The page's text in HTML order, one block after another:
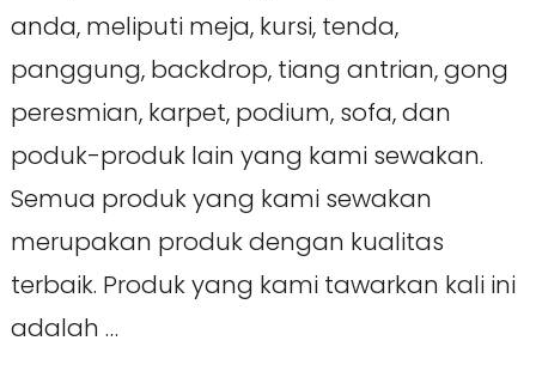
anda, meliputi meja, kursi, tenda,
panggung, backdrop, tiang antrian, gong
peresmian, karpet, podium, sofa, dan
poduk-produk lain yang kami sewakan.
Semua produk yang kami sewakan
merupakan produk dengan kualitas
terbaik. Produk yang kami tawarkan kali ini
adalah …